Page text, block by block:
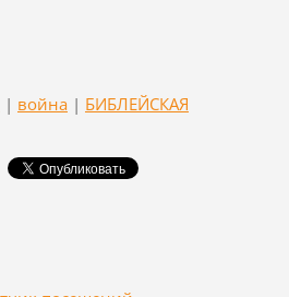
| война | БИБЛЕЙСКАЯ